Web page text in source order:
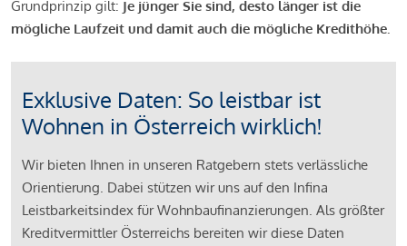
Grundprinzip gilt: Je jünger Sie sind, desto länger ist die
mögliche Laufzeit und damit auch die mögliche Kredithöhe.
Exklusive Daten: So leistbar ist
Wohnen in Österreich wirklich!
Wir bieten Ihnen in unseren Ratgebern stets verlässliche
Orientierung. Dabei stützen wir uns auf den Infina
Leistbarkeitsindex für Wohnbaufinanzierungen. Als größter
Kreditvermittler Österreichs bereiten wir diese Daten